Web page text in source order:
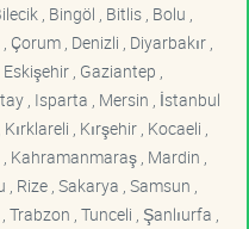
, Bingöl , Bitlis , Bolu ,
, Denizli , Diyarbakır ,
, Gaziantep ,
, Isparta , Mersin , İstanbul
, Kırşehir , Kocaeli ,
Kahramanmaraş , Mardin ,
Rize , Sakarya , Samsun ,
, Tunceli , Şanlıurfa ,